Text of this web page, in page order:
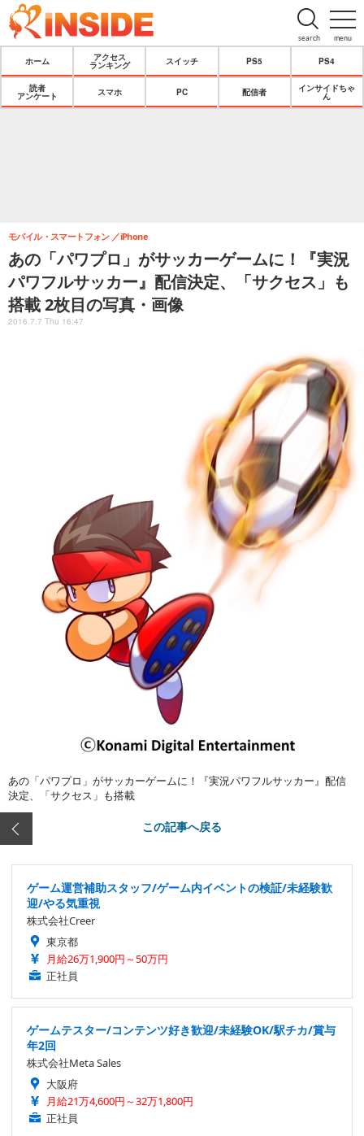
menu
search
ホーム
アクセス
ランキング
スイッチ PS5 PS4
読者
アンケート
スマホ PC 配信者
インサイドちゃ
ん
あの「パワプロ」がサッカーゲームに！『実況
パワフルサッカー』配信決定、「サクセス」も
搭載 2枚目の写真・画像
モバイル・スマートフォン iPhone
2016.7.7 Thu 16:47
あの「パワプロ」がサッカーゲームに！『実況パワフルサッカー』配信
決定、「サクセス」も搭載
この記事へ戻る
ゲーム運営補助スタッフ/ゲーム内イベントの検証/未経験歓
迎/やる気重視
株式会社Creer
東京都
月給26万1,900円～50万円
正社員
ゲームテスター/コンテンツ好き歓迎/未経験OK/駅チカ/賞与
年2回
株式会社Meta Sales
大阪府
月給21万4,600円～32万1,800円
正社員